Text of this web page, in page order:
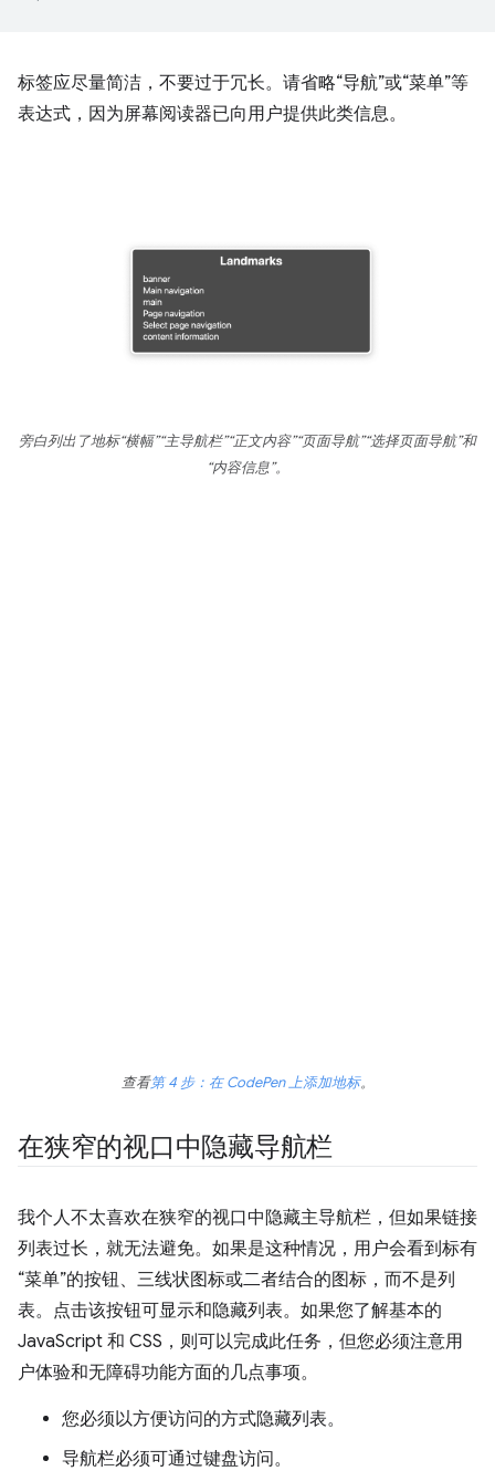
标签应尽量简洁，不要过于冗长。请省略“导航”或“菜单”等
表达式，因为屏幕阅读器已向用户提供此类信息。
旁白列出了地标“横幅”“主导航栏”“正文内容”“页面导航”“选择页面导航”和
“内容信息”。
查看第 4 步：在 CodePen 上添加地标。
在狭窄的视口中隐藏导航栏
我个人不太喜欢在狭窄的视口中隐藏主导航栏，但如果链接
列表过长，就无法避免。如果是这种情况，用户会看到标有
“菜单”的按钮、三线状图标或二者结合的图标，而不是列
表。点击该按钮可显示和隐藏列表。如果您了解基本的
JavaScript 和 CSS，则可以完成此任务，但您必须注意用
户体验和无障碍功能方面的几点事项。
您必须以方便访问的方式隐藏列表。
导航栏必须可通过键盘访问。